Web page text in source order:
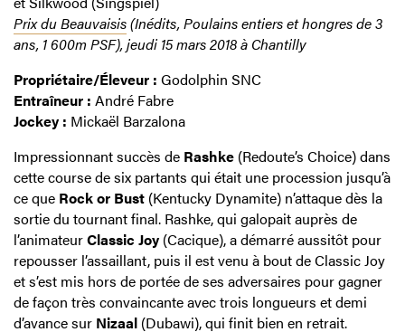
Prix du Beauvaisis(Inédits, Poulains entiers et hongres de 3
ans, 1 600m PSF), jeudi 15 mars 2018 à Chantilly
Propriétaire/Éleveur : Godolphin SNC
Entraîneur : André Fabre
Jockey : Mickaël Barzalona
Impressionnant succès de Rashke (Redoute’s Choice) dans
cette course de six partants qui était une procession jusqu’à
ce que Rock or Bust (Kentucky Dynamite) n’attaque dès la
sortie du tournant final. Rashke, qui galopait auprès de
l’animateurClassic Joy (Cacique), a démarré aussitôt pour
repousser l’assaillant, puis il est venu à bout de Classic Joy
et s’est mis hors de portée de ses adversaires pour gagner
de façon très convaincante avec trois longueurs et demi
d’avance sur Nizaal (Dubawi), qui finit bien en retrait.